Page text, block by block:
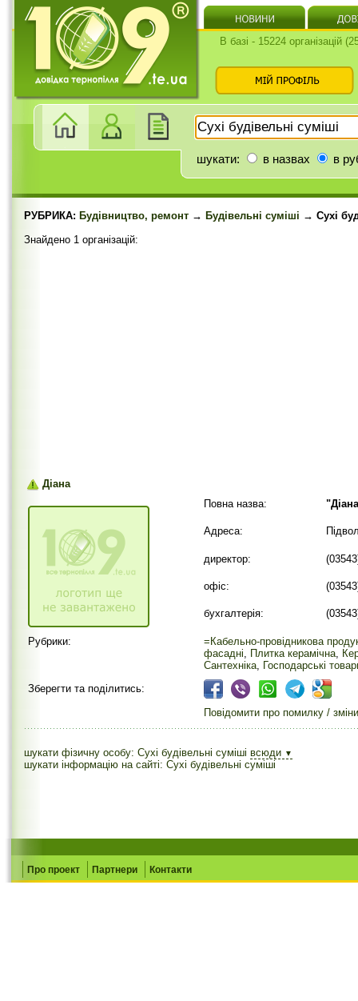
В базі - 15224 організацій
шукати: в назвах в
РУБРИКА: Будівництво, ремонт → Будівельні суміші → Сухі
Знайдено 1 організацій:
Діана
Повна назва:
Адреса:
директор:
офіс:
бухгалтерія:
Рубрики:
=Кабельно-провідникова
фасадні, Плитка керамічна,
Сантехніка, Господарські
Зберегти та поділитись:
Повідомити про помилку / зміни
шукати фізичну особу: Сухі будівельні суміші всюди ▼
шукати інформацію на сайті: Сухі будівельні суміші
Про проект Партнери Контакти